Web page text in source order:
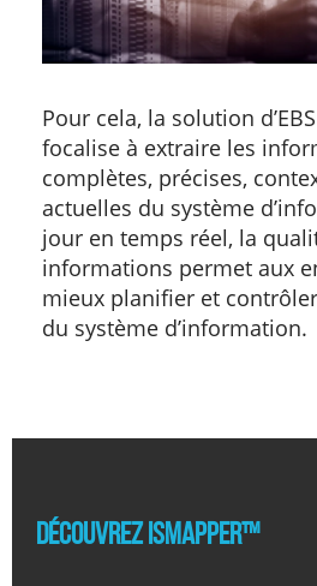
Pour cela, la solution
focalise à extraire les
complètes, précises,
actuelles du système
jour en temps réel, la
informations permet aux
mieux planifier et
du système d’information.
Découvrez ISMapper™